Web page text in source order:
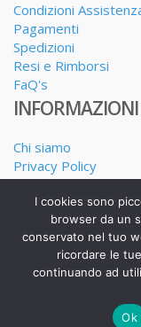
Condizioni
Pagamenti
Spedizioni
Resi e Rimborsi
FaQ's
INFORMAZIONI
Chi siamo
Privacy Policy
Dove siamo
I nostri Servizi
Realizzato da
I cookies sono
browser da un
conservato nel tuo
ricordare le
continuando ad
Ok